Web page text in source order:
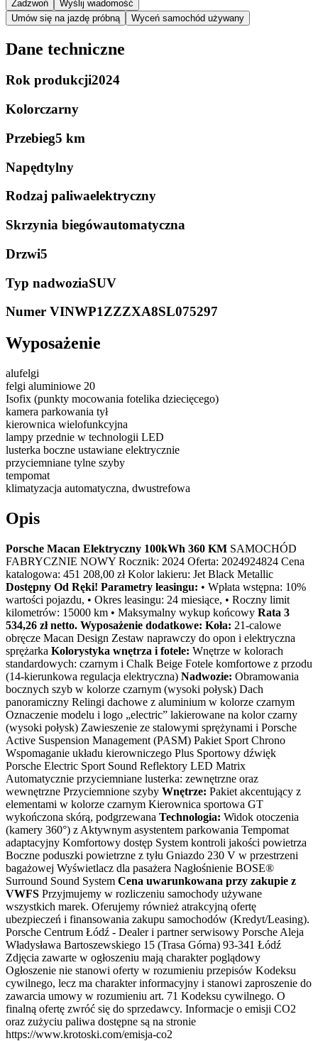
Zadzwoń
Wyślij wiadomość
Umów się na jazdę próbną
Wyceń samochód używany
Dane techniczne
Rok produkcji2024
Kolorczarny
Przebieg5 km
Napędtylny
Rodzaj paliwaelektryczny
Skrzynia biegówautomatyczna
Drzwi5
Typ nadwoziaSUV
Numer VINWP1ZZZXA8SL075297
Wyposażenie
alufelgi
felgi aluminiowe 20
Isofix (punkty mocowania fotelika dziecięcego)
kamera parkowania tył
kierownica wielofunkcyjna
lampy przednie w technologii LED
lusterka boczne ustawiane elektrycznie
przyciemniane tylne szyby
tempomat
klimatyzacja automatyczna, dwustrefowa
Opis
Porsche Macan Elektryczny 100kWh 360 KM SAMOCHÓD
FABRYCZNIE NOWY Rocznik: 2024 Oferta: 2024924824 Cena
katalogowa: 451 208,00 zł Kolor lakieru: Jet Black Metallic
Dostępny Od Ręki! Parametry leasingu: • Wpłata wstępna: 10%
wartości pojazdu, • Okres leasingu: 24 miesiące, • Roczny limit
kilometrów: 15000 km • Maksymalny wykup końcowy Rata 3
534,26 zł netto. Wyposażenie dodatkowe: Koła: 21-calowe
obręcze Macan Design Zestaw naprawczy do opon i elektryczna
sprężarka Kolorystyka wnętrza i fotele: Wnętrze w kolorach
standardowych: czarnym i Chalk Beige Fotele komfortowe z przodu
(14-kierunkowa regulacja elektryczna) Nadwozie: Obramowania
bocznych szyb w kolorze czarnym (wysoki połysk) Dach
panoramiczny Relingi dachowe z aluminium w kolorze czarnym
Oznaczenie modelu i logo „electric” lakierowane na kolor czarny
(wysoki połysk) Zawieszenie ze stalowymi sprężynami i Porsche
Active Suspension Management (PASM) Pakiet Sport Chrono
Wspomaganie układu kierowniczego Plus Sportowy dźwięk
Porsche Electric Sport Sound Reflektory LED Matrix
Automatycznie przyciemniane lusterka: zewnętrzne oraz
wewnętrzne Przyciemnione szyby Wnętrze: Pakiet akcentujący z
elementami w kolorze czarnym Kierownica sportowa GT
wykończona skórą, podgrzewana Technologia: Widok otoczenia
(kamery 360°) z Aktywnym asystentem parkowania Tempomat
adaptacyjny Komfortowy dostęp System kontroli jakości powietrza
Boczne poduszki powietrzne z tyłu Gniazdo 230 V w przestrzeni
bagażowej Wyświetlacz dla pasażera Nagłośnienie BOSE®
Surround Sound System Cena uwarunkowana przy zakupie z
VWFS Przyjmujemy w rozliczeniu samochody używane
wszystkich marek. Oferujemy również atrakcyjną ofertę
ubezpieczeń i finansowania zakupu samochodów (Kredyt/Leasing).
Porsche Centrum Łódź - Dealer i partner serwisowy Porsche Aleja
Władysława Bartoszewskiego 15 (Trasa Górna) 93-341 Łódź
Zdjęcia zawarte w ogłoszeniu mają charakter poglądowy
Ogłoszenie nie stanowi oferty w rozumieniu przepisów Kodeksu
cywilnego, lecz ma charakter informacyjny i stanowi zaproszenie do
zawarcia umowy w rozumieniu art. 71 Kodeksu cywilnego. O
finalną ofertę zwróć się do sprzedawcy. Informacje o emisji CO2
oraz zużyciu paliwa dostępne są na stronie
https://www.krotoski.com/emisja-co2